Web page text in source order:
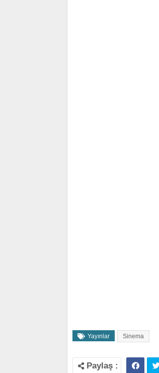
Yayınlar Sinema